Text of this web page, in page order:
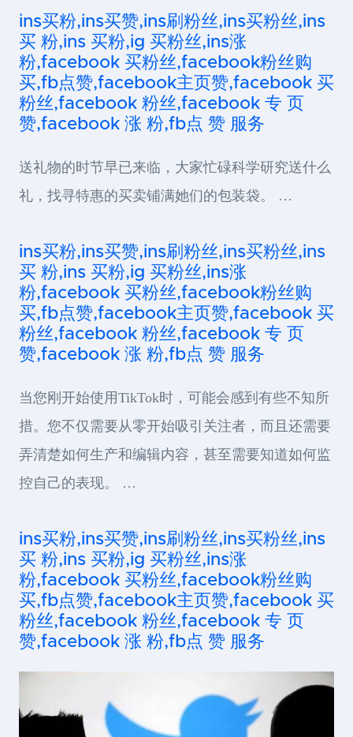
ins买粉,ins买赞,ins刷粉丝,ins买粉丝,ins
买 粉,ins 买粉,ig 买粉丝,ins涨
粉,facebook 买粉丝,facebook粉丝购
买,fb点赞,facebook主页赞,facebook 买
粉丝,facebook 粉丝,facebook 专 页
赞,facebook 涨 粉,fb点 赞 服务
送礼物的时节早已来临，大家忙碌科学研究送什么
礼，找寻特惠的买卖铺满她们的包装袋。 …
ins买粉,ins买赞,ins刷粉丝,ins买粉丝,ins
买 粉,ins 买粉,ig 买粉丝,ins涨
粉,facebook 买粉丝,facebook粉丝购
买,fb点赞,facebook主页赞,facebook 买
粉丝,facebook 粉丝,facebook 专 页
赞,facebook 涨 粉,fb点 赞 服务
当您刚开始使用TikTok时，可能会感到有些不知所
措。您不仅需要从零开始吸引关注者，而且还需要
弄清楚如何生产和编辑内容，甚至需要知道如何监
控自己的表现。 …
ins买粉,ins买赞,ins刷粉丝,ins买粉丝,ins
买 粉,ins 买粉,ig 买粉丝,ins涨
粉,facebook 买粉丝,facebook粉丝购
买,fb点赞,facebook主页赞,facebook 买
粉丝,facebook 粉丝,facebook 专 页
赞,facebook 涨 粉,fb点 赞 服务